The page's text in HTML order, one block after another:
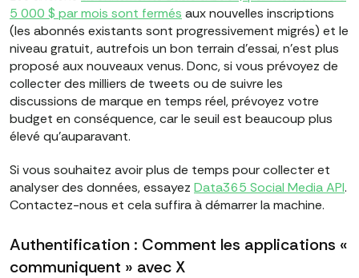
5 000 $ par mois sont fermés aux nouvelles inscriptions
(les abonnés existants sont progressivement migrés) et le
niveau gratuit, autrefois un bon terrain d'essai, n'est plus
proposé aux nouveaux venus. Donc, si vous prévoyez de
collecter des milliers de tweets ou de suivre les
discussions de marque en temps réel, prévoyez votre
budget en conséquence, car le seuil est beaucoup plus
élevé qu'auparavant.
Si vous souhaitez avoir plus de temps pour collecter et
analyser des données, essayez Data365 Social Media API.
Contactez-nous et cela suffira à démarrer la machine.
Authentification : Comment les applications «
communiquent » avec X